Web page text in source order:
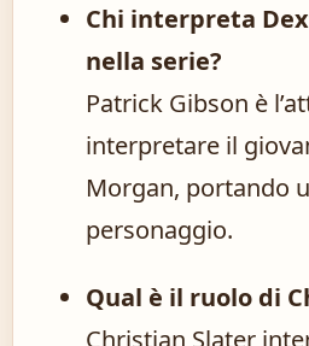
Chi interpreta
nella serie?
Patrick Gibson è
interpretare il
Morgan, portando
personaggio.
Qual è il ruolo di
Christian Slater